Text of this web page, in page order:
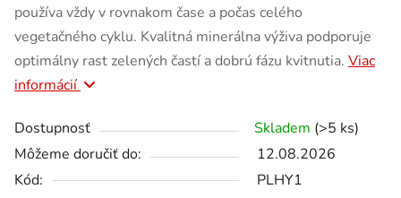
používa vždy v rovnakom čase a počas celého
vegetačného cyklu. Kvalitná minerálna výživa podporuje
optimálny rast zelených častí a dobrú fázu kvitnutia. Viac
informácií
Dostupnosť Skladem (>5 ks)
Môžeme doručiť do:
12.08.2026
Kód:
PLHY1